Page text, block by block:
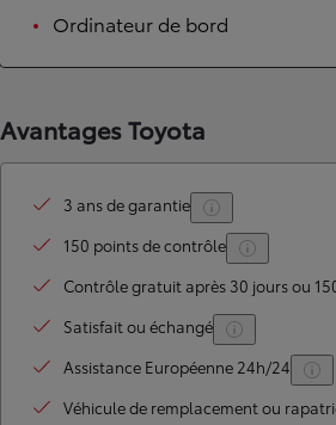
Ordinateur de bord
Avantages Toyota
3 ans de garantie
150 points de contrôle
Contrôle gratuit après 30 jours ou
Satisfait ou échangé
Assistance Européenne 24h/24
Véhicule de remplacement ou